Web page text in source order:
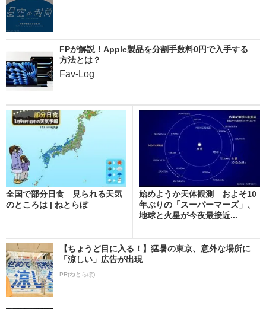
FPが解説！Apple製品を分割手数料0円で入手する
方法とは？
Fav-Log
全国で部分日食 見られる天気
のところは | ねとらぼ
始めようか天体観測 およそ10
年ぶりの「スーパーマーズ」、
地球と火星が今夜最接近...
【ちょうど目に入る！】猛暑の東京、意外な場所に
「涼しい」広告が出現
PR(ねとらぼ)